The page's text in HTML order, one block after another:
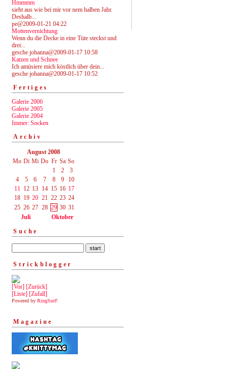
Hmmmm
sieht aus wie bei mir vor nem halben Jahr.
Deshalb...
pe@2009-01-21 04:22
Mottenvernichtung
Wenn du die Decke in eine Tüte steckst und
drei...
gesche johanna@2009-01-17 10:58
Katzen und Schnee
Ich amüsiere mich köstlich über dein...
gesche johanna@2009-01-17 10:52
Fertiges
Galerie 2006
Galerie 2005
Galerie 2004
Immer: Socken
Archiv
August 2008
Mo Di Mi Do Fr Sa So
1
2
3
4
5 6 7 8 9
10
11
12 13 14 15 16 17
18 19 20 21 22 23 24
25 26 27 28 29 30 31
Juli
Oktober
Suche
Strickblogger
[Vor] [Zurück]
[Liste] [Zufall]
Powered by RingSurf!
Magazine